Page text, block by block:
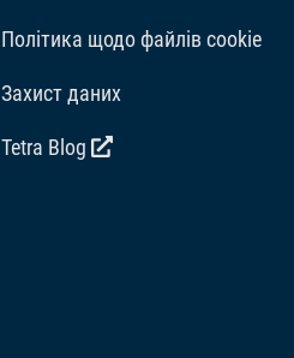
Політика щодо файлів cookie
Захист даних
Tetra Blog